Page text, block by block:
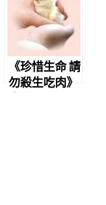
《珍惜生命 請
勿殺生吃肉》